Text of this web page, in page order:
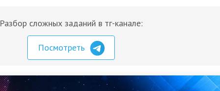
Разбор сложных заданий в тг-канале:
Посмотреть